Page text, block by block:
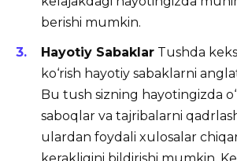
berishi mumkin.
Hayotiy Sabaklar Tushda
ko‘rish hayotiy sabaklarni
Bu tush sizning hayotingizda
saboqlar va tajribalarni
ulardan foydali xulosalar